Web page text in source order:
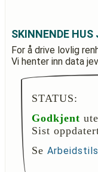
SKINNENDE
For å drive lovlig
Vi henter inn data
STATUS:
Godkjent
Sist
Se